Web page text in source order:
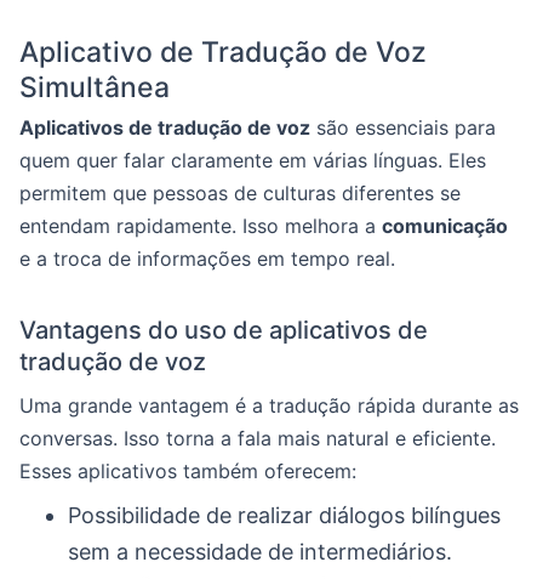
Aplicativo de Tradução de Voz
Simultânea
Aplicativos de tradução de voz são essenciais para
quem quer falar claramente em várias línguas. Eles
permitem que pessoas de culturas diferentes se
entendam rapidamente. Isso melhora a comunicação
e a troca de informações em tempo real.
Vantagens do uso de aplicativos de
tradução de voz
Uma grande vantagem é a tradução rápida durante as
conversas. Isso torna a fala mais natural e eficiente.
Esses aplicativos também oferecem:
Possibilidade de realizar diálogos bilíngues
sem a necessidade de intermediários.